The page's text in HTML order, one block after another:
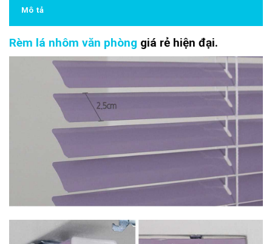
Mô tả
Rèm lá nhôm văn phòng giá rẻ hiện đại.